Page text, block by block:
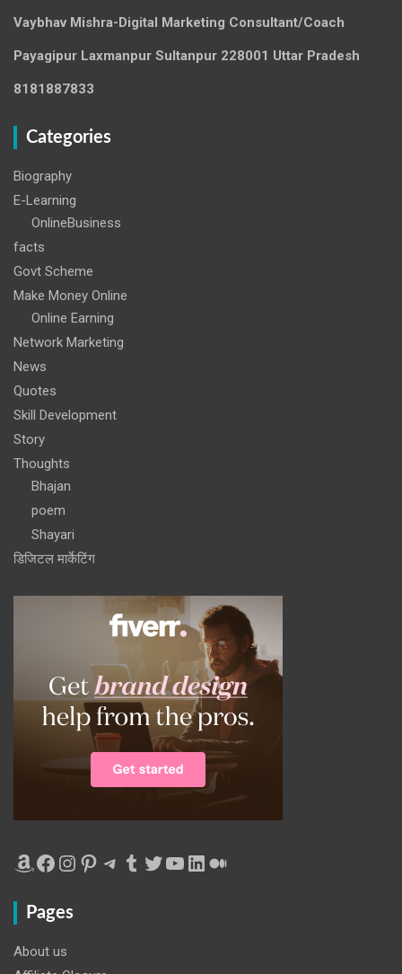
Vaybhav Mishra-Digital Marketing Consultant/Coach
Payagipur Laxmanpur Sultanpur 228001 Uttar Pradesh
8181887833
Categories
Biography
E-Learning
OnlineBusiness
facts
Govt Scheme
Make Money Online
Online Earning
Network Marketing
News
Quotes
Skill Development
Story
Thoughts
Bhajan
poem
Shayari
डिजिटल मार्केटिंग
Amazon
Facebook
Instagram
Pinterest
Telegram
Tumblr
Twitter
YouTube
LinkedIn
Medium
Pages
About us